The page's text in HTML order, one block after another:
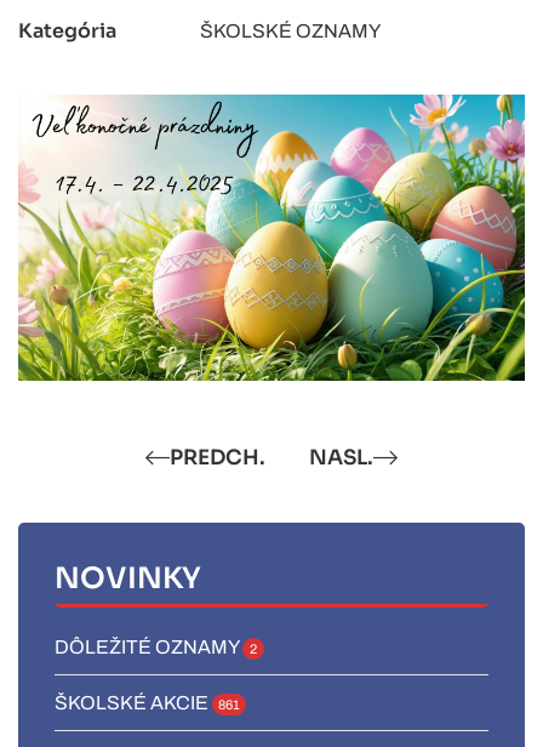
Kategória ŠKOLSKÉ OZNAMY
PREDCH. NASL.
NOVINKY
DÔLEŽITÉ OZNAMY 2
ŠKOLSKÉ AKCIE 861